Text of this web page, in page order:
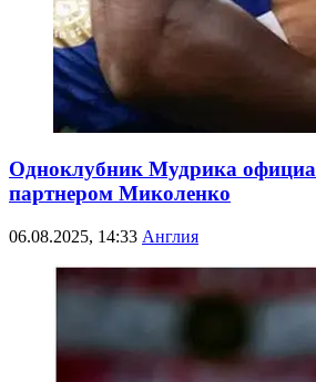
Одноклубник Мудрика
партнером Миколенко
06.08.2025, 14:33 Англия